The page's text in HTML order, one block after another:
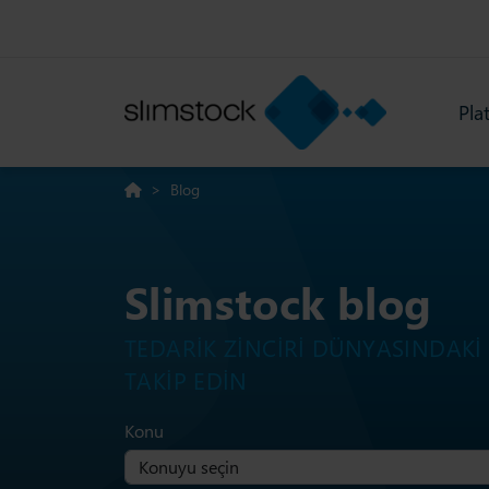
> Blog
Slimstock blog
TEDARIK ZINCIRI
TAKIP EDIN
Konu